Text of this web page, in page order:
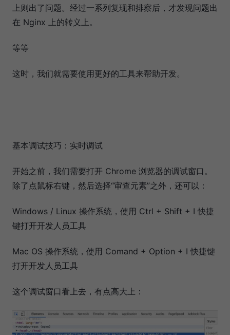
上则出了问题。经过一系列复现和排察后，才发现问题出
在 Nginx 上的转义上。
等等
这时，我们就需要使用更好的工具来帮助开发。
基本调试技巧：实时调试
开始之前，我们需要打开 Chrome 浏览器的调试窗口。
除了点鼠标右键，然后选择“审查元素”之外，还可以：
Windows / Linux 操作系统，使用 Ctrl + Shift + I 快捷
键打开开发人员工具
Mac OS 操作系统，使用 Comand + Option + I 快捷键
打开开发人员工具
这个调试窗口看上去，有点高大上：